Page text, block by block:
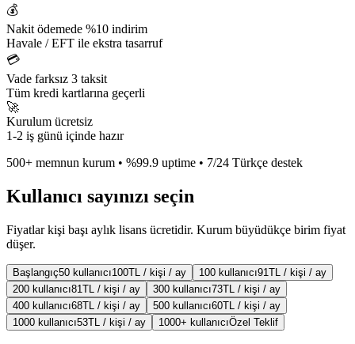
💰
Nakit ödemede %10 indirim
Havale / EFT ile ekstra tasarruf
💳
Vade farksız 3 taksit
Tüm kredi kartlarına geçerli
🚀
Kurulum ücretsiz
1-2 iş günü içinde hazır
500+ memnun kurum • %99.9 uptime • 7/24 Türkçe destek
Kullanıcı sayınızı seçin
Fiyatlar kişi başı aylık lisans ücretidir. Kurum büyüdükçe birim fiyat
düşer.
Başlangıç50 kullanıcı100TL / kişi / ay 100 kullanıcı91TL / kişi / ay
200 kullanıcı81TL / kişi / ay 300 kullanıcı73TL / kişi / ay
400 kullanıcı68TL / kişi / ay 500 kullanıcı60TL / kişi / ay
1000 kullanıcı53TL / kişi / ay 1000+ kullanıcıÖzel Teklif